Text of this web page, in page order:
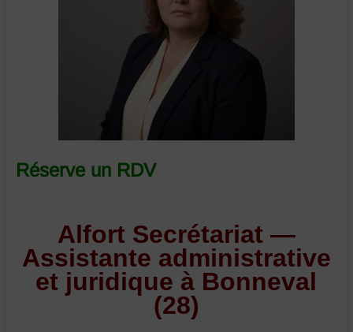
Loir
Réserve un RDV
Alfort Secrétariat —
Assistante administrative
et juridique à Bonneval
(28)